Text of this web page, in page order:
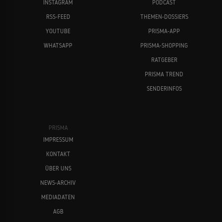
INSTAGRAM
RSS-FEED
YOUTUBE
WHATSAPP
PODCAST
THEMEN-DOSSIERS
PRISMA-APP
PRISMA-SHOPPING
RATGEBER
PRISMA TREND
SENDERINFOS
PRISMA
IMPRESSUM
KONTAKT
ÜBER UNS
NEWS-ARCHIV
MEDIADATEN
AGB